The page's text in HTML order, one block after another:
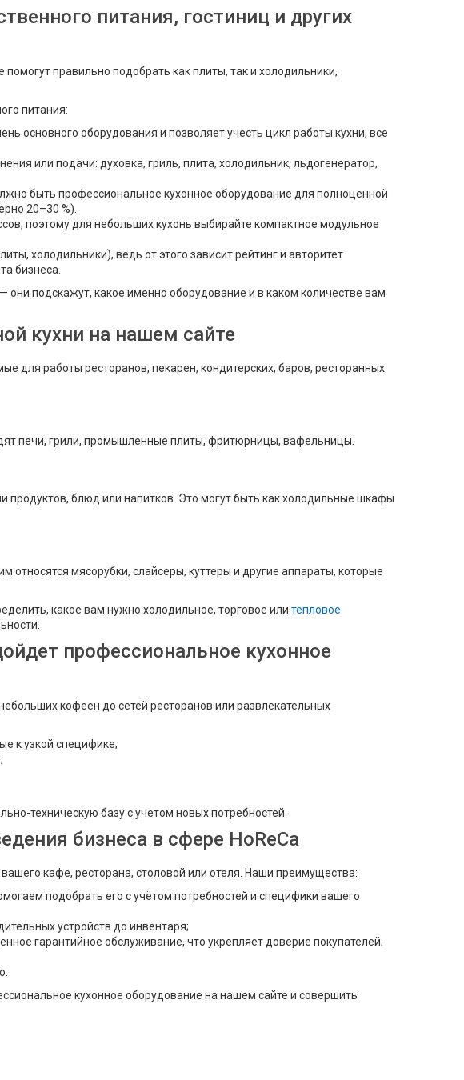
питания, гостиниц и других
правильно подобрать как плиты, так и холодильники,
питания:
основного оборудования и позволяет учесть цикл работы кухни, все
или подачи: духовка, гриль, плита, холодильник, льдогенератор,
быть профессиональное кухонное оборудование для полноценной
20–30 %).
поэтому для небольших кухонь выбирайте компактное модульное
холодильники), ведь от этого зависит рейтинг и авторитет
бизнеса.
подскажут, какое именно оборудование и в каком количестве вам
кухни на нашем сайте
для работы ресторанов, пекарен, кондитерских, баров, ресторанных
печи, грили, промышленные плиты, фритюрницы, вафельницы.
блюд или напитков. Это могут быть как холодильные шкафы
мясорубки, слайсеры, куттеры и другие аппараты, которые
какое вам нужно холодильное, торговое или тепловое
профессиональное кухонное
кофеен до сетей ресторанов или развлекательных
к узкой специфике;
техническую базу с учетом новых потребностей.
бизнеса в сфере HoReCa
кафе, ресторана, столовой или отеля. Наши преимущества:
подобрать его с учётом потребностей и специфики вашего
устройств до инвентаря;
гарантийное обслуживание, что укрепляет доверие покупателей;
кухонное оборудование на нашем сайте и совершить